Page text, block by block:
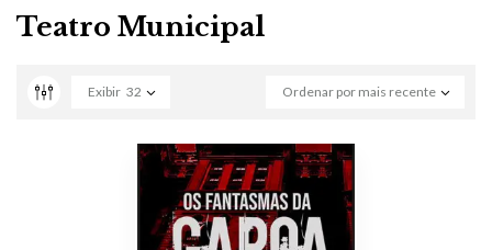
Teatro Municipal
Ordenar por mais recente
Exibir 32